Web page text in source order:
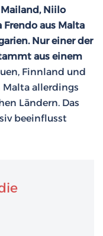
Niilo
Frendo aus Malta
Nur einer der
aus einem
Finnland und
allerdings
Ländern. Das
beeinflusst